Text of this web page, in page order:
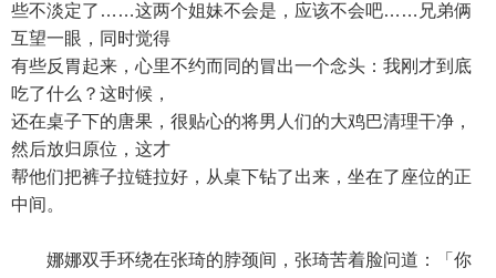
些不淡定了……这两个姐妹不会是，应该不会吧……兄弟俩
互望一眼，同时觉得
有些反胃起来，心里不约而同的冒出一个念头：我刚才到底
吃了什么？这时候，
还在桌子下的唐果，很贴心的将男人们的大鸡巴清理干净，
然后放归原位，这才
帮他们把裤子拉链拉好，从桌下钻了出来，坐在了座位的正
中间。
娜娜双手环绕在张琦的脖颈间，张琦苦着脸问道：「你